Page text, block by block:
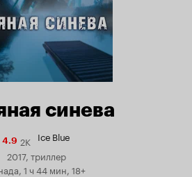
синева
4.9Рейтинг
Кинопоиска
2K Ice Blue
2017, триллер
1 ч 44 мин, 18+